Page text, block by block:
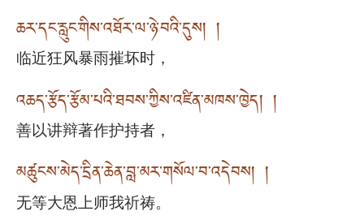
ཆར་དང་རླུང་གིས་འཐོར་ལ་ཉེ་བའི་དུས། །
临近狂风暴雨摧坏时，
འཆད་རྩོད་རྩོམ་པའི་ཐབས་ཀྱིས་འཛིན་མཁས་ཁྱེད། །
善以讲辩著作护持者，
མཚུངས་མེད་དྲིན་ཆེན་བླ་མར་གསོལ་བ་འདེབས། །
无等大恩上师我祈祷。